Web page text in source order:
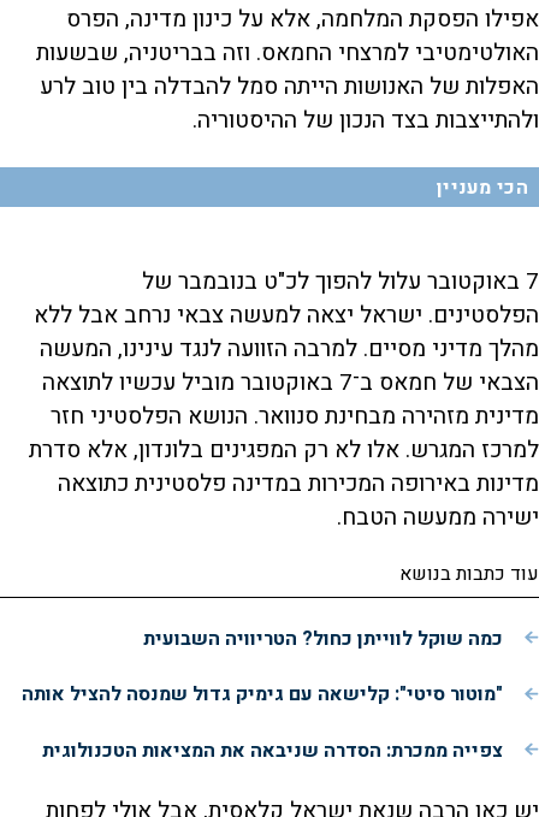
אפילו הפסקת המלחמה, אלא על כינון מדינה, הפרס
האולטימטיבי למרצחי החמאס. וזה בבריטניה, שבשעות
האפלות של האנושות הייתה סמל להבדלה בין טוב לרע
ולהתייצבות בצד הנכון של ההיסטוריה.
הכי מעניין
7 באוקטובר עלול להפוך לכ"ט בנובמבר של
הפלסטינים. ישראל יצאה למעשה צבאי נרחב אבל ללא
מהלך מדיני מסיים. למרבה הזוועה לנגד עינינו, המעשה
הצבאי של חמאס ב־7 באוקטובר מוביל עכשיו לתוצאה
מדינית מזהירה מבחינת סנוואר. הנושא הפלסטיני חזר
למרכז המגרש. אלו לא רק המפגינים בלונדון, אלא סדרת
מדינות באירופה המכירות במדינה פלסטינית כתוצאה
ישירה ממעשה הטבח.
עוד כתבות בנושא
כמה שוקל לווייתן כחול? הטריוויה השבועית
"מוטור סיטי": קלישאה עם גימיק גדול שמנסה להציל אותה
צפייה ממכרת: הסדרה שניבאה את המציאות הטכנולוגית